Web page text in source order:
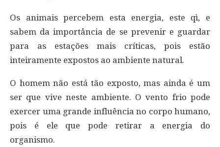
Os animais percebem esta energia, este qì, e
sabem da importância de se prevenir e guardar
para as estações mais críticas, pois estão
inteiramente expostos ao ambiente natural.
O homem não está tão exposto, mas ainda é um
ser que vive neste ambiente. O vento frio pode
exercer uma grande influência no corpo humano,
pois é ele que pode retirar a energia do
organismo.